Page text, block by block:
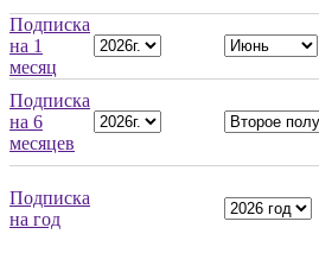
Подписка
на 1
месяц
Подписка
на 6
месяцев
Подписка
на год